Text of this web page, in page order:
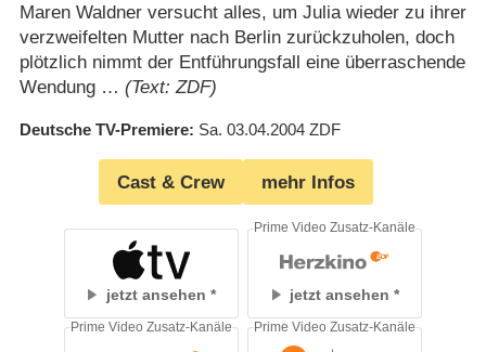
Maren Waldner versucht alles, um Julia wieder zu ihrer
verzweifelten Mutter nach Berlin zurückzuholen, doch
plötzlich nimmt der Entführungsfall eine überraschende
Wendung … (Text: ZDF)
Deutsche TV-Premiere Sa. 03.04.2004 ZDF
Cast & Crew mehr Infos
jetzt ansehen jetzt ansehen
Prime Video Zusatz-Kanäle
Prime Video Zusatz-Kanäle Prime Video Zusatz-Kanäle